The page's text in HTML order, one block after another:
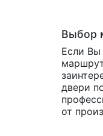
Выбор
Если Вы
двери
от